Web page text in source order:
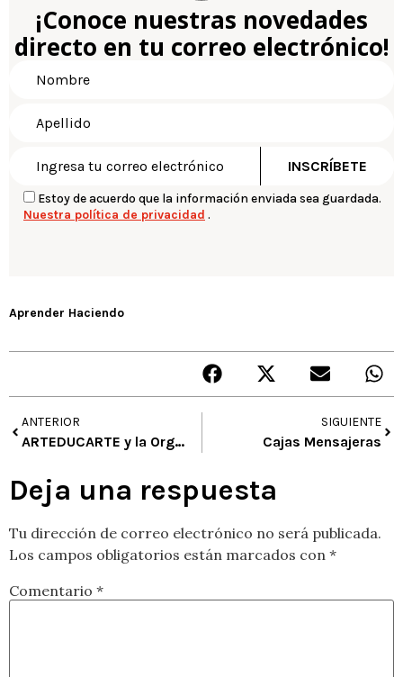
¡Conoce nuestras novedades
directo en tu correo electrónico!
Estoy de acuerdo que la información enviada sea guardada.
Nuestra política de privacidad .
Aprender Haciendo
ANTERIOR
ARTEDUCARTE y la Organización de Estados Iberoamericanos OEI, presentan el II Encuentro de Educación Artística y Buenas Prácticas
SIGUIENTE
Cajas Mensajeras
Deja una respuesta
Tu dirección de correo electrónico no será publicada.
Los campos obligatorios están marcados con *
Comentario *